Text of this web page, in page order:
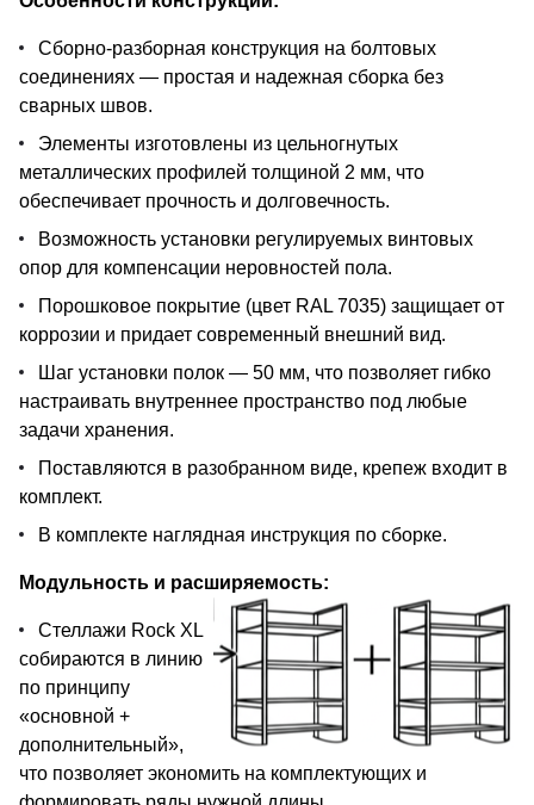
Сборно-разборная конструкция на болтовых
соединениях — простая и надежная сборка без
сварных швов.
Элементы изготовлены из цельногнутых
металлических профилей толщиной 2 мм, что
обеспечивает прочность и долговечность.
Возможность установки регулируемых винтовых
опор для компенсации неровностей пола.
Порошковое покрытие (цвет RAL 7035) защищает от
коррозии и придает современный внешний вид.
Шаг установки полок — 50 мм, что позволяет гибко
настраивать внутреннее пространство под любые
задачи хранения.
Поставляются в разобранном виде, крепеж входит в
комплект.
В комплекте наглядная инструкция по сборке.
Модульность и расширяемость:
Стеллажи Rock XL
собираются в линию
по принципу
«основной +
дополнительный»,
что позволяет экономить на комплектующих и